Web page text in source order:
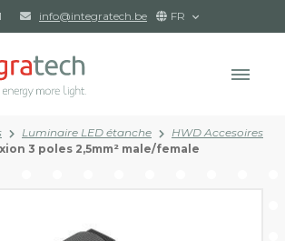
info@integratech.be FR
Luminaire LED étanche
HWD Accesoires
3 poles 2,5mm² male/female